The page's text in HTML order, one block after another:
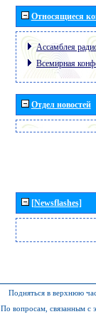
Относящиеся
Ассамблея
Всемирная
Отдел новостей
[Newsflashes]
Подняться в верхнюю
По вопросам, связанным с